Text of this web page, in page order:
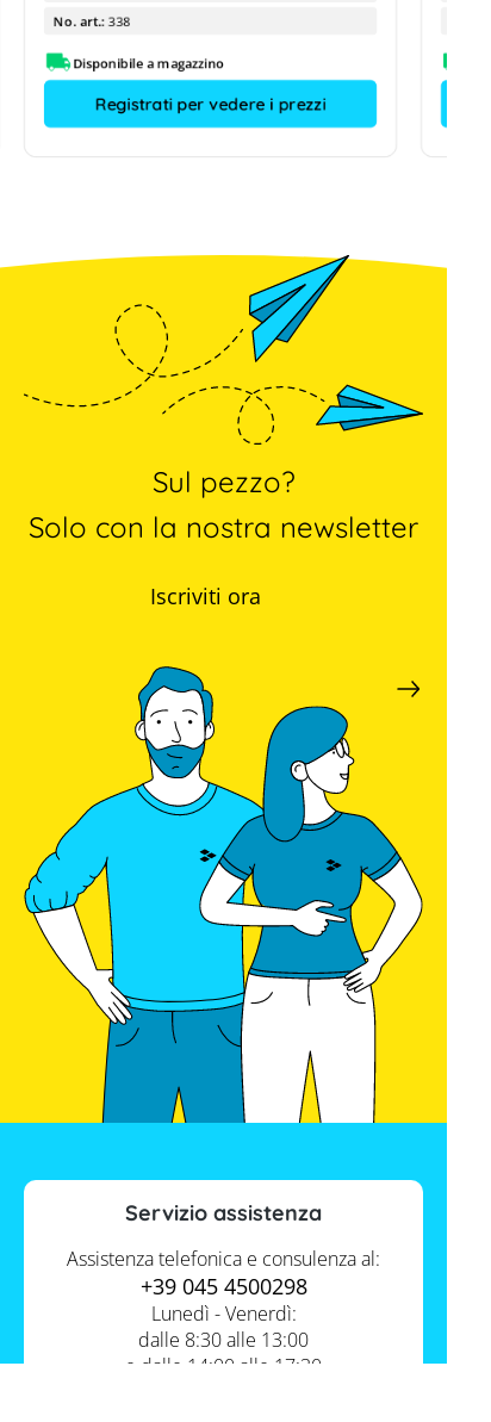
No. art.: 338
Disponibile a magazzino
Registrati per vedere i prezzi
Sul pezzo?
Solo con la nostra newsletter
Iscriviti ora
Servizio assistenza
Assistenza telefonica e consulenza al:
+39 045 4500298
Lunedì - Venerdì:
dalle 8:30 alle 13:00
e dalle 14:00 alle 17:30